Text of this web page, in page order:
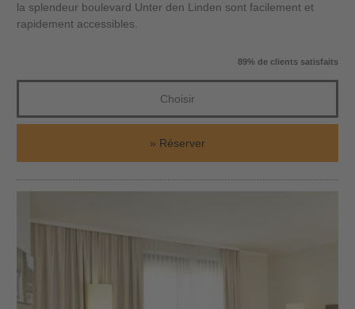
la splendeur boulevard Unter den Linden sont facilement et
rapidement accessibles.
89% de clients satisfaits
Choisir
Réserver